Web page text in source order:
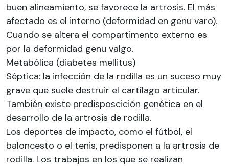
buen alineamiento, se favorece la artrosis. El más
afectado es el interno (deformidad en genu varo).
Cuando se altera el compartimento externo es
por la deformidad genu valgo.
Metabólica (diabetes mellitus)
Séptica: la infección de la rodilla es un suceso muy
grave que suele destruir el cartílago articular.
También existe predisposcición genética en el
desarrollo de la artrosis de rodilla.
Los deportes de impacto, como el fútbol, el
baloncesto o el tenis, predisponen a la artrosis de
rodilla. Los trabajos en los que se realizan